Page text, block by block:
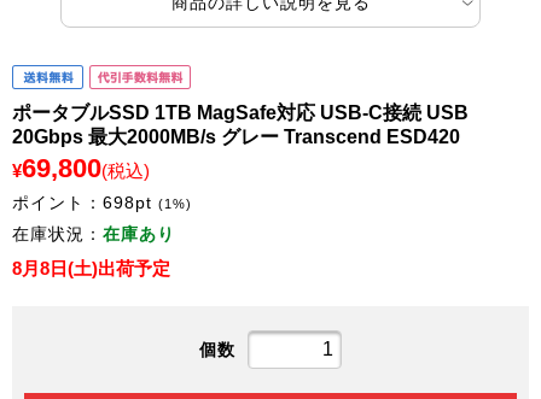
ポータブルSSD 1TB MagSafe対応 USB-C接続 USB
20Gbps 最大2000MB/s グレー Transcend ESD420
¥69,800(税込)
ポイント： 698pt (1%)
在庫状況： 在庫あり
8月8日(土)出荷予定
個数